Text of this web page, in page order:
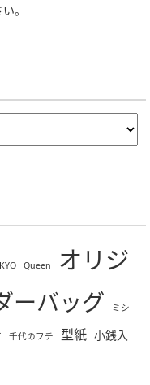
。
Queen
オリジ
ーバッグ ミシ
千代のフチ 型紙 小銭入